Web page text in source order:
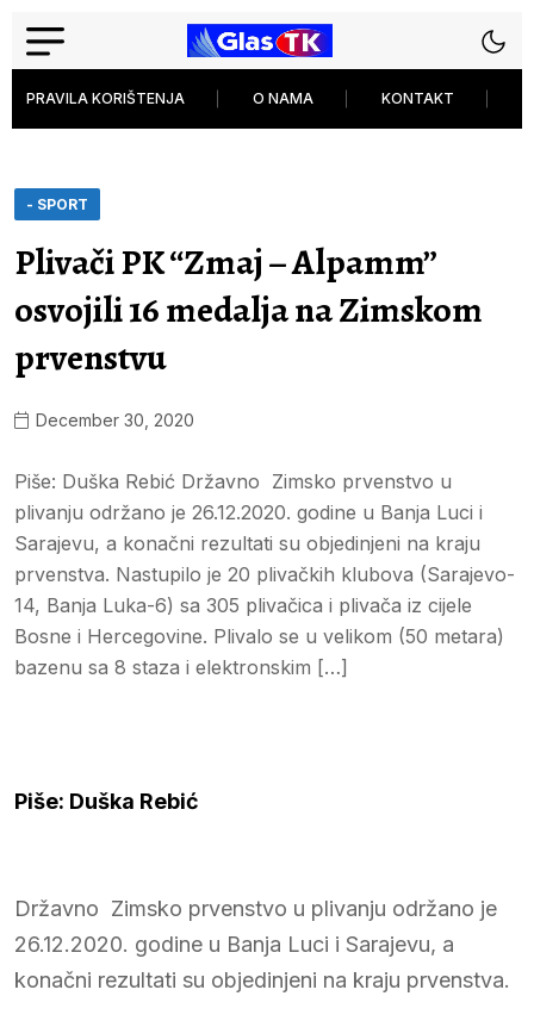
PRAVILA KORIŠTENJA O NAMA KONTAKT
- SPORT
Plivači PK “Zmaj – Alpamm”
osvojili 16 medalja na Zimskom
prvenstvu
December 30, 2020
Piše: Duška Rebić Državno Zimsko prvenstvo u
plivanju održano je 26.12.2020. godine u Banja Luci i
Sarajevu, a konačni rezultati su objedinjeni na kraju
prvenstva. Nastupilo je 20 plivačkih klubova (Sarajevo-
14, Banja Luka-6) sa 305 plivačica i plivača iz cijele
Bosne i Hercegovine. Plivalo se u velikom (50 metara)
bazenu sa 8 staza i elektronskim […]
Piše: Duška Rebić
Državno Zimsko prvenstvo u plivanju održano je
26.12.2020. godine u Banja Luci i Sarajevu, a
konačni rezultati su objedinjeni na kraju prvenstva.